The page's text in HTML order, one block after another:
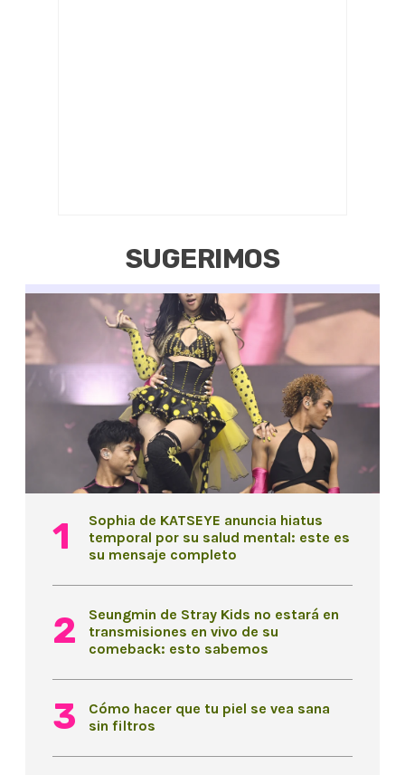
SUGERIMOS
Sophia de KATSEYE anuncia hiatus
temporal por su salud mental: este es
su mensaje completo
Seungmin de Stray Kids no estará en
transmisiones en vivo de su
comeback: esto sabemos
Cómo hacer que tu piel se vea sana
sin filtros